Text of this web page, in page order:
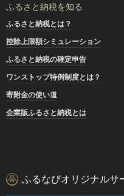
ふるさと納税を知る
ふるさと納税とは？
控除上限額シミュレーション
ふるさと納税の確定申告
ワンストップ特例制度とは？
寄附金の使い道
企業版ふるさと納税とは
ふるなびオリジナルサ